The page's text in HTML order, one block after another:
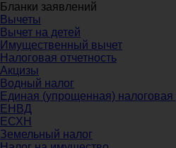
Бланки заявлений
Вычеты
Вычет на детей
Имущественный вычет
Налоговая отчетность
Акцизы
Водный налог
Единая (упрощенная) налоговая
ЕНВД
ЕСХН
Земельный налог